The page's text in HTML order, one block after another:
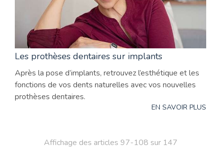
Les prothèses dentaires sur implants
Après la pose d’implants, retrouvez l’esthétique et les
fonctions de vos dents naturelles avec vos nouvelles
prothèses dentaires.
EN SAVOIR PLUS
Affichage des articles 97-108 sur 147